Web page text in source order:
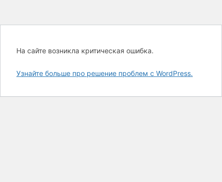
На сайте возникла критическая ошибка.
Узнайте больше про решение проблем с WordPress.